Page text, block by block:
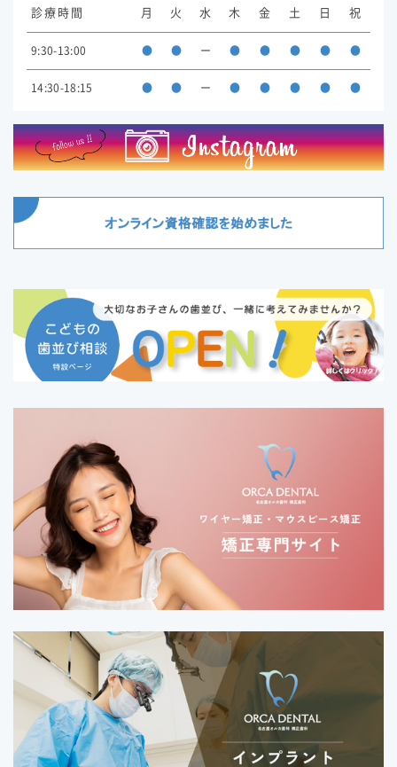
診療時間 月 火 水 木 金 土 日 祝
9:30-13:00 ● ● ー ● ● ● ● ●
14:30-18:15 ● ● ー ● ● ● ● ●